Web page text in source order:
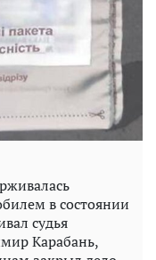
в состоянии
судья
Карабань,